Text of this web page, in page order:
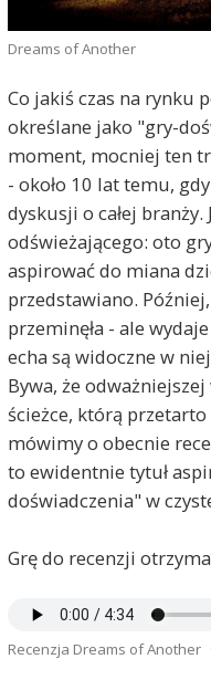
Dreams of Another
Co jakiś czas na rynku
określane jako "gry-
moment, mocniej ten
- około 10 lat temu,
dyskusji o całej branży.
odświeżającego: oto
aspirować do miana
przedstawiano.
przeminęła - ale
echa są widoczne w
Bywa, że
ścieżce, którą
mówimy o obecnie
to ewidentnie tytuł
doświadczenia" w
Grę do recenzji
Recenzja Dreams of Another